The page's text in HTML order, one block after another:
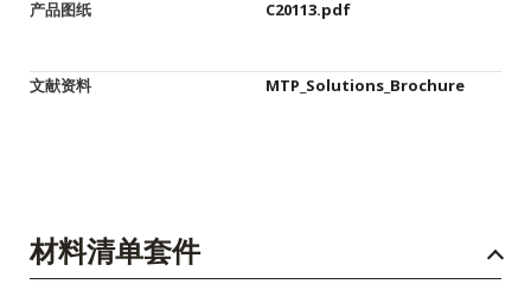
产品图纸 C20113.pdf
文献资料 MTP_Solutions_Brochure
材料清单套件